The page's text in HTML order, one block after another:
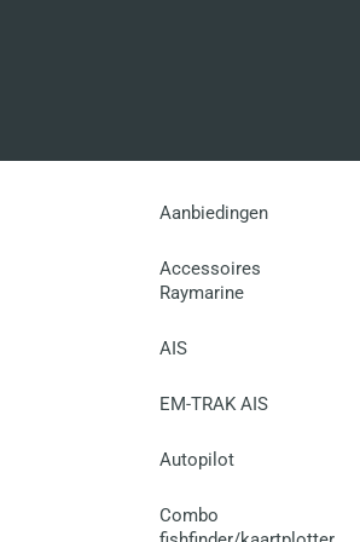
Aanbiedingen
Accessoires
Raymarine
AIS
EM-TRAK AIS
Autopilot
Combo